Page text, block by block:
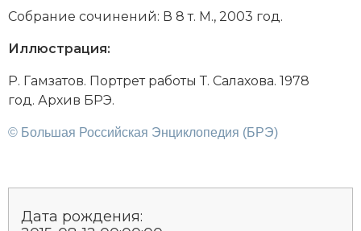
Собрание сочинений: В 8 т. М., 2003 год.
Иллюстрация:
Р. Гам­за­тов. Порт­рет ра­бо­ты Т. Са­ла­хо­ва. 1978
год. Архив БРЭ.
© Большая Российская Энциклопедия (БРЭ)
Дата рождения: